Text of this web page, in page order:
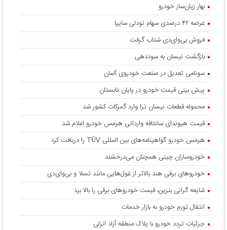
بهار زیان‌ساز خودرو
عرضه ۴۲ درصدی سهام تودلی سایپا
فروش بی‌وای‌دی شتاب گرفت
بازگشت نیسان به سوددهی
سونامی تعدیل در صنعت خودروی آلمان
پیش بینی قیمت خودرو در پایان تابستان
محموله قطعات نیسان ترا وارد گمرکات کشور شد
قیمت هیوندای سانتافه وارداتی هرمس خودرو اعلام شد
هرمس خودرو گواهینامه‌های بین المللی TÜV را دریافت کرد
خودروسازان چینی همچنان می‌درخشند
خودروهای برقی هند بالاتر از غول‌هایی مانند تسلا و بی‌وای‌دی
شایعه گرانی بنزین، قیمت خودروهای برقی را بالا برد
انتقال تورم خودرو به بازار خدمات
جزئیات تردد خودرو با پلاک منطقه آزاد انزلی